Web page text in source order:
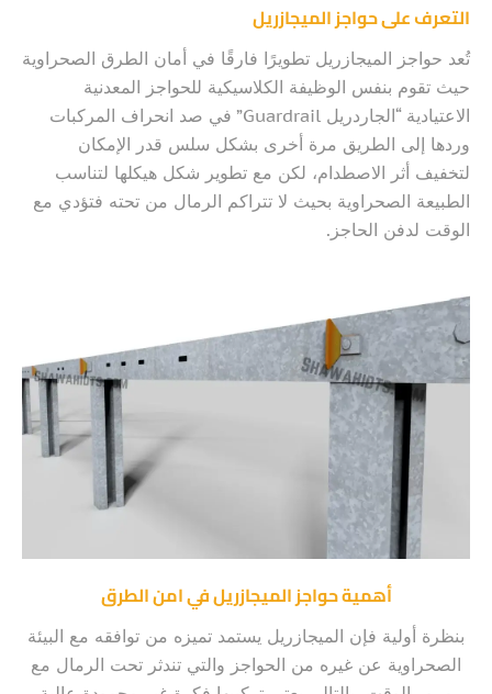
التعرف على حواجز الميجازريل
تُعد حواجز الميجازريل تطويرًا فارقًا في أمان الطرق الصحراوية
حيث تقوم بنفس الوظيفة الكلاسيكية للحواجز المعدنية
الاعتيادية “الجاردريل Guardrail” في صد انحراف المركبات
وردها إلى الطريق مرة أخرى بشكل سلس قدر الإمكان
لتخفيف أثر الاصطدام، لكن مع تطوير شكل هيكلها لتناسب
الطبيعة الصحراوية بحيث لا تتراكم الرمال من تحته فتؤدي مع
الوقت لدفن الحاجز.
أهمية حواجز الميجازريل في امن الطرق
بنظرة أولية فإن الميجازريل يستمد تميزه من توافقه مع البيئة
الصحراوية عن غيره من الحواجز والتي تندثر تحت الرمال مع